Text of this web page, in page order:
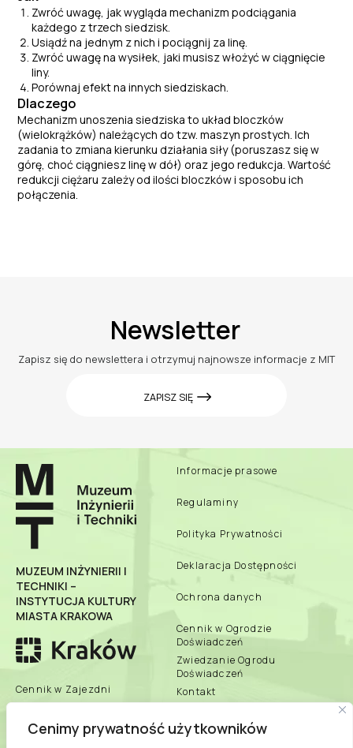
Cenimy prywatność użytkowników
Zwróć uwagę, jak wygląda mechanizm podciągania
każdego z trzech siedzisk.
Usiądź na jednym z nich i pociągnij za linę.
Zwróć uwagę na wysiłek, jaki musisz włożyć w ciągnięcie
liny.
Porównaj efekt na innych siedziskach.
Dlaczego
Mechanizm unoszenia siedziska to układ bloczków
(wielokrążków) należących do tzw. maszyn prostych. Ich
zadania to zmiana kierunku działania siły (poruszasz się w
górę choć ciągniesz linę w dół) oraz jego redukcja. Wartość
redukcji ciężaru zależy od ilości bloczkówi sposobu ich
połączenia
Newsletter
Zapisz się do newslettera i otrzymuj najnowsze informacje z MIT
ZAPISZ SIĘ
MUZEUM INŻYNIERII I
TECHNIKI –
INSTYTUCJA KULTURY
MIASTA KRAKOWA
Cennik w Zajezdni
Zbiory Online
Informacje prasowe
Regulaminy
Polityka Prywatności
Deklaracja Dostępności
Ochrona danych
Cennik w Ogrodzie
Doświadczeń
Zwiedzanie Ogrodu
Doświadczeń
Kontakt